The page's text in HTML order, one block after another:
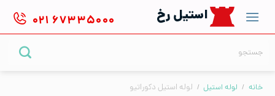
content
استیل رخ ۰۲۱ ۶۷۳۳۵۰۰۰
خانه / لوله استیل / لوله استیل دکوراتیو